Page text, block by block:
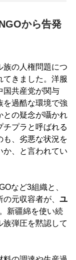
から告発
の人権問題につ
てきました。洋服
国共産党が関与
を過酷な環境で強
との疑念が囁かれ
チプラと呼ばれる
も、劣悪な状況を
か、と言われてい
など3組織と、
元収容者が、 ユ
。新疆綿を使い続
族弾圧を黙認して